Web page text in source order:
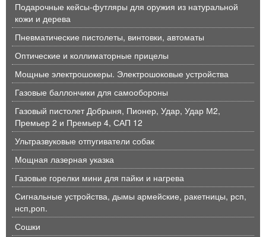
Подарочные кейсы-футляры для оружия из натуральной
кожи и дерева
Пневматические пистолеты, винтовки, автоматы
Оптические и коллиматорные прицелы
Мощные электрошокеры. Электрошоковые устройства
Газовые баллончики для самообороны
Газовый пистолет Добрыня, Пионер, Удар, Удар М2,
Премьер 2 и Премьер 4, САП 12
Ультразвуковые отпугиватели собак
Мощная лазерная указка
Газовые горелки мини для пайки и нагрева
Сигнальные устройства, дымы армейские, ракетницы, рсп,
нсп,роп.
Сошки